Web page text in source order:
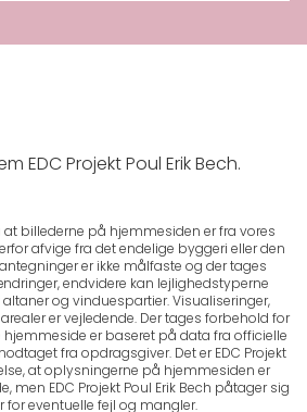
EDC Projekt Poul Erik Bech.
billederne på hjemmesiden er fra vores
afvige fra det endelige byggeri eller den
er ikke målfaste og der tages
endvidere kan lejlighedstyperne
og vinduespartier. Visualiseringer,
er vejledende. Der tages forbehold for
er baseret på data fra officielle
fra opdragsgiver. Det er EDC Projekt
at oplysningerne på hjemmesiden er
men EDC Projekt Poul Erik Bech påtager sig
for eventuelle fejl og mangler.